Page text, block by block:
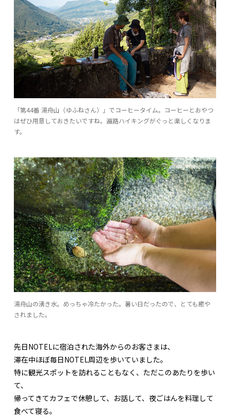
「第44番 湯舟山（ゆふねさん）」でコーヒータイム。コーヒーとおやつ
はぜひ用意しておきたいですね。遍路ハイキングがぐっと楽しくなりま
す。
湯舟山の湧き水。めっちゃ冷たかった。暑い日だったので、とても癒や
されました。
先日NOTELに宿泊された海外からのお客さまは、
滞在中ほぼ毎日NOTEL周辺を歩いていました。
特に観光スポットを訪れることもなく、ただこのあたりを歩い
て、
帰ってきてカフェで休憩して、お話して、夜ごはんを料理して
食べて寝る。